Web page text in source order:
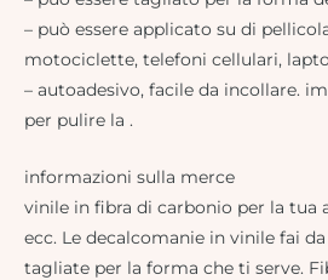
– può essere applicato su di
motociclette, telefoni cellulari,
– autoadesivo, facile da incollare.
per pulire la .
informazioni sulla merce
vinile in fibra di carbonio per la tua
ecc. Le decalcomanie in vinile fai
tagliate per la forma che ti serve.